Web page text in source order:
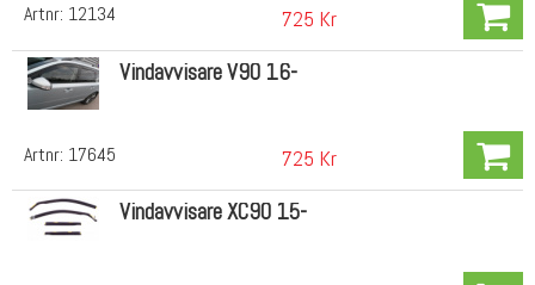
Artnr: 12134 725 Kr
Artnr: 17645
Vindavvisare V90 16-
725 Kr
Vindavvisare XC90 15-